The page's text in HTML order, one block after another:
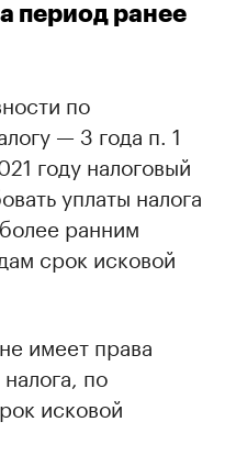
период ранее
по
— 3 года п. 1
году налоговый
уплаты налога
ранним
срок исковой
имеет права
по
исковой